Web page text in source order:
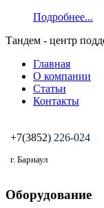
Подробнее...
Тандем - центр
Главная
О компании
Статьи
Контакты
+7(3852) 226-024
г. Барнаул
Оборудование